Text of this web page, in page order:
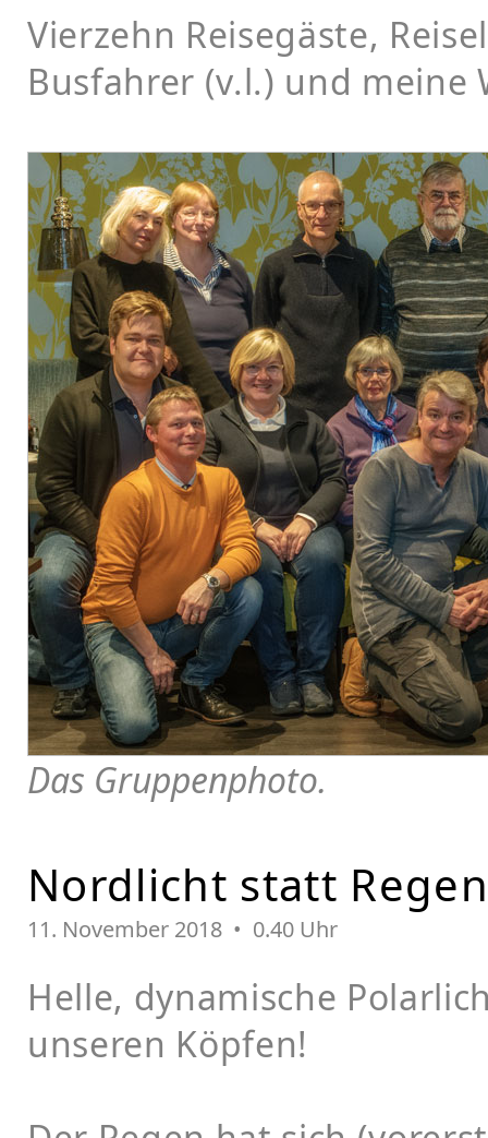
Vierzehn Reisegäste,
Busfahrer (v.l.) und
Das Gruppenphoto.
Nordlicht statt Regen
11. November 2018 • 0.40 Uhr
Helle, dynamische
unseren Köpfen!